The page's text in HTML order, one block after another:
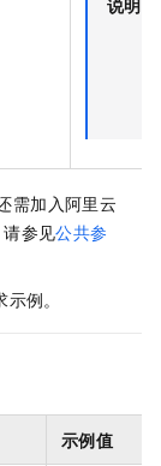
说明
需加入阿里云
参见公共参
例。
示例值